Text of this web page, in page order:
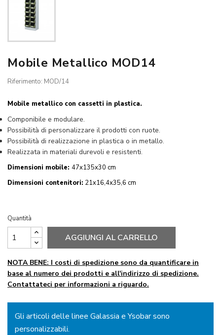
Mobile Metallico MOD14
Riferimento: MOD/14
Mobile metallico con cassetti in plastica.
Componibile e modulare.
Possibilità di personalizzare il prodotti con ruote.
Possibilità di realizzazione in plastica o in metallo.
Realizzata in materiali durevoli e resistenti.
Dimensioni mobile: 47x135x30 cm
Dimensioni contenitori: 21x16,4x35,6 cm
Quantità
AGGIUNGI AL CARRELLO
NOTA BENE: I costi di spedizione sono da quantificare in
base al numero dei prodotti e all'indirizzo di spedizione.
Contattateci per informazioni a riguardo.
Gli articoli delle linee Galassia e Ysobar sono
personalizzabili.